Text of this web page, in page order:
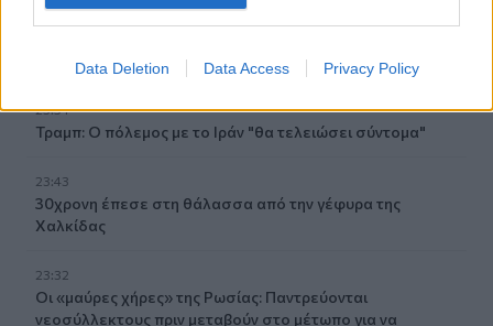
Data Deletion Data Access Privacy Policy
Ανατριχιαστικό βίντεο από τον σεισμό στην Ιαπωνία:
ώρα του χειρουργείου
23:54
Τραμπ: Ο πόλεμος με το Ιράν "θα τελειώσει σύντομα"
23:43
30χρονη έπεσε στη θάλασσα από την γέφυρα της
Χαλκίδας
23:32
Οι «μαύρες χήρες» της Ρωσίας: Παντρεύονται
νεοσύλλεκτους πριν μεταβούν στο μέτωπο για να